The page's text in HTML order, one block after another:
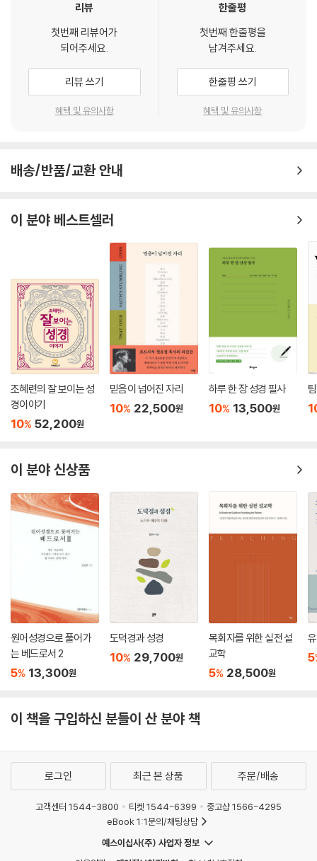
리뷰
첫번째 리뷰어가
되어주세요.
리뷰 쓰기
혜택 및 유의사항
한줄평
첫번째 한줄평을
남겨주세요.
한줄평 쓰기
혜택 및 유의사항
배송/반품/교환 안내
이 분야 베스트셀러
조혜련의 잘 보이는 성
경이야기
10% 52,200원
믿음이 넘어진 자리
10% 22,500원
하루 한 장 성경 필사
10% 13,500원
이 분야 신상품
원어성경으로 풀어가
는 베드로서 2
5% 13,300원
도덕경과 성경
10% 29,700원
목회자를 위한 실전 설
교학
5% 28,500원
5
이 책을 구입하신 분들이 산 분야 책
로그인 최근 본 상품 주문/배송
고객센터 1544-3800 티켓 1544-6399
중고샵 1566-4295
eBook 1:1문의/채팅상담
예스이십사(주) 사업자 정보